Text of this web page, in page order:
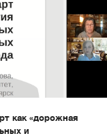
как «дорожная
и